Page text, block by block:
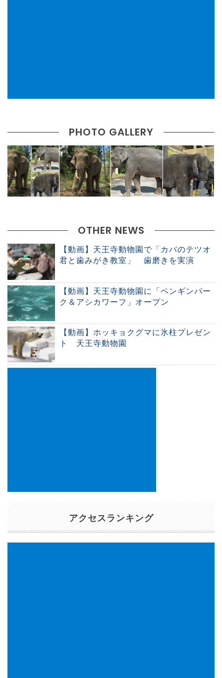
PHOTO GALLERY
OTHER NEWS
【動画】天王寺動物園で「カバのテツオ
君と歯みがき教室」 歯磨きを実演
【動画】天王寺動物園に「ペンギンパー
ク＆アシカワーフ」オープン
【動画】ホッキョクグマに氷柱プレゼン
ト 天王寺動物園
アクセスランキング